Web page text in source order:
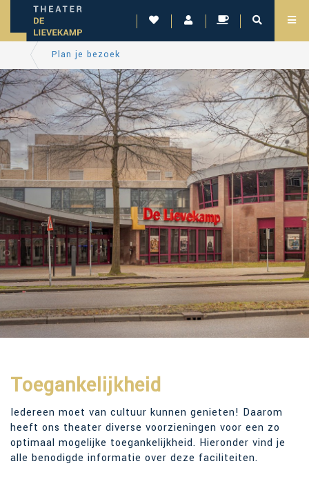
Plan je bezoek
Toegankelijkheid
Iedereen moet van cultuur kunnen genieten! Daarom
heeft ons theater diverse voorzieningen voor een zo
optimaal mogelijke toegankelijkheid. Hieronder vind je
alle benodigde informatie over deze faciliteiten.